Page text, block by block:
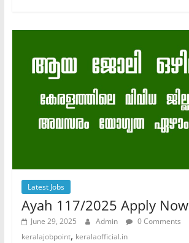
Latest Jobs
Ayah 117/2025 Apply Now
June 29, 2025 Admin 0 Comments
keralajobpoint, keralaofficial.in